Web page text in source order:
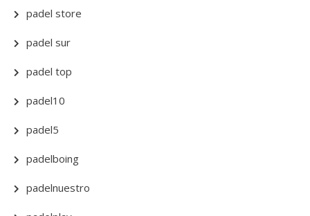
padel store
padel sur
padel top
padel10
padel5
padelboing
padelnuestro